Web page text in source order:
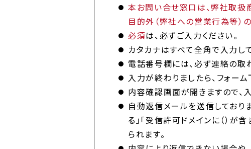
本お問い合せ窓口は、弊社取扱
目的外（弊社への営業行為等）
必須は、必ずご入力ください。
カタカナはすべて全角で入力して
電話番号欄には、必ず連絡の取
入力が終わりましたら、フォーム
内容確認画面が開きますので、
自動返信メールを送信しており
る」「受信許可ドメインに（）
られます。